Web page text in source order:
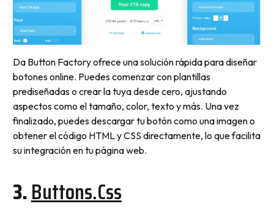
Da Button Factory ofrece una solución rápida para diseñar
botones online. Puedes comenzar con plantillas
prediseñadas o crear la tuya desde cero, ajustando
aspectos como el tamaño, color, texto y más. Una vez
finalizado, puedes descargar tu botón como una imagen o
obtener el código HTML y CSS directamente, lo que facilita
su integración en tu página web.
3.Buttons.css